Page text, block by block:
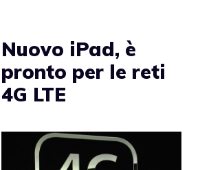
Nuovo iPad, è
pronto per le reti
4G LTE